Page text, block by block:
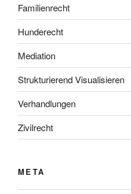
Familienrecht
Hunderecht
Mediation
Strukturierend Visualisieren
Verhandlungen
Zivilrecht
META